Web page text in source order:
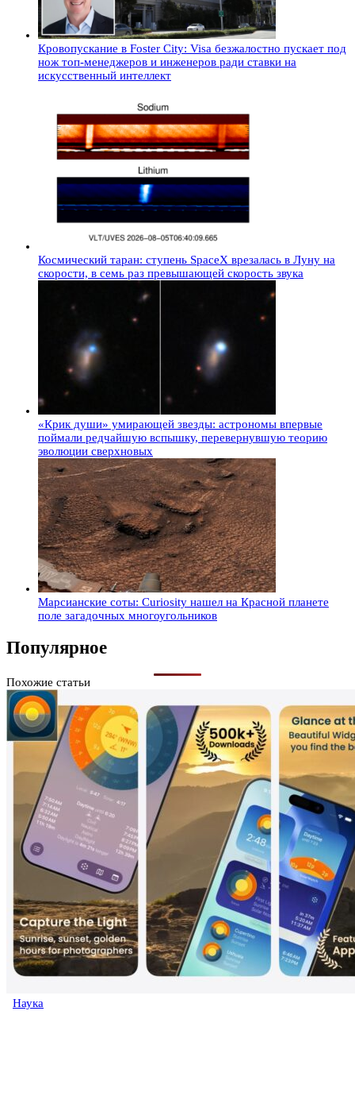
Кровопускание в Foster City: Visa безжалостно пускает под
нож топ-менеджеров и инженеров ради ставки на
искусственный интеллект
Космический таран: ступень SpaceX врезалась в Луну на
скорости, в семь раз превышающей скорость звука
«Крик души» умирающей звезды: астрономы впервые
поймали редчайшую вспышку, перевернувшую теорию
эволюции сверхновых
Марсианские соты: Curiosity нашел на Красной планете
поле загадочных многоугольников
Популярное
Похожие статьи
Наука